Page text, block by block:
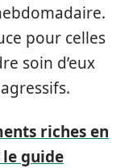
pour celles
soin d’eux
riches en
guide